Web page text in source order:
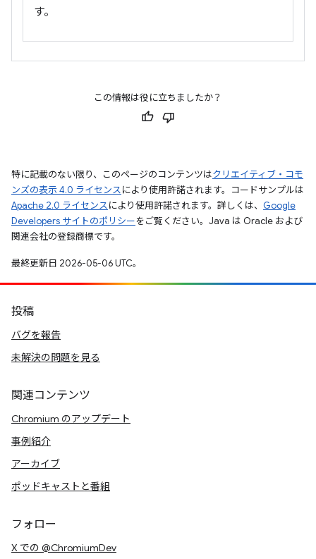
す。
この情報は役に立ちましたか？
特に記載のない限り、このページのコンテンツはクリエイティブ・コモ
ンズの表示 4.0 ライセンスにより使用許諾されます。コードサンプルは
Apache 2.0 ライセンスにより使用許諾されます。詳しくは、 Google
Developers サイトのポリシーをご覧ください。Java は Oracle および
関連会社の登録商標です。
最終更新日 2026-05-06 UTC。
投稿
バグを報告
未解決の問題を見る
関連コンテンツ
Chromium のアップデート
事例紹介
アーカイブ
ポッドキャストと番組
フォロー
X での @ChromiumDev